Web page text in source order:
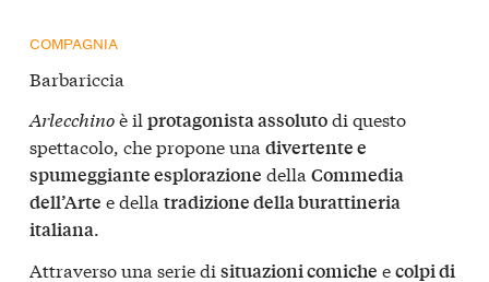
COMPAGNIA
Barbariccia
Arlecchinoè il protagonista assolutodi questo
spettacolo, che propone una divertente e
spumeggiante esplorazione della Commedia
dell’Arte e della tradizione della burattineria
italiana.
Attraverso una serie di situazioni comiche ecolpi di